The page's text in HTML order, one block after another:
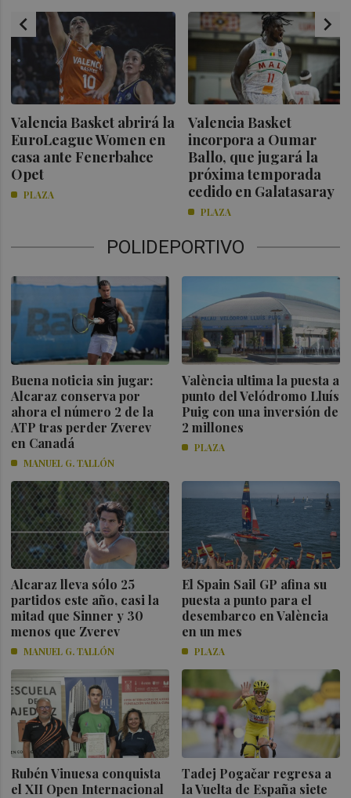
chevron_left
Valencia Basket abrirá la
EuroLeague Women en
casa ante Fenerbahce
Opet
PLAZA
Valencia Basket
incorpora a Oumar
Ballo, que jugará la
próxima temporada
cedido en Galatasaray
PLAZA
chevron_right
POLIDEPORTIVO
Buena noticia sin jugar:
Alcaraz conserva por
ahora el número 2 de la
ATP tras perder Zverev
en Canadá
MANUEL G. TALLÓN
València ultima la puesta a
punto del Velódromo Lluís
Puig con una inversión de
2 millones
PLAZA
Alcaraz lleva sólo 25
partidos este año, casi la
mitad que Sinner y 30
menos que Zverev
MANUEL G. TALLÓN
El Spain Sail GP afina su
puesta a punto para el
desembarco en València
en un mes
PLAZA
Rubén Vinuesa conquista
el XII Open Internacional
Tadej Pogačar regresa a
la Vuelta de España siete